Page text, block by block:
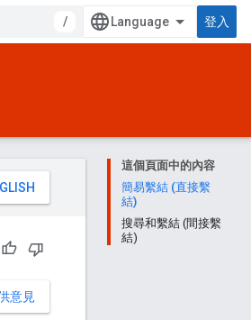
/ 登入
這個頁面中的內容
簡易繫結 (直接繫
結)
搜尋和繫結 (間接繫
結)
意見